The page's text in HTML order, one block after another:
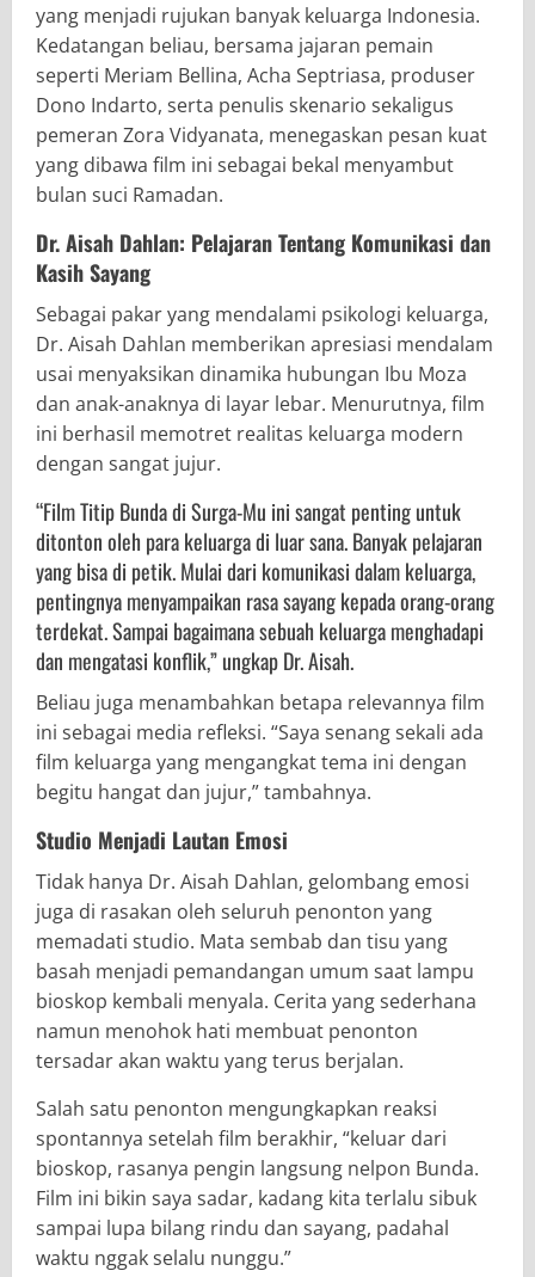
yang menjadi rujukan banyak keluarga Indonesia.
Kedatangan beliau, bersama jajaran pemain
seperti Meriam Bellina, Acha Septriasa, produser
Dono Indarto, serta penulis skenario sekaligus
pemeran Zora Vidyanata, menegaskan pesan kuat
yang dibawa film ini sebagai bekal menyambut
bulan suci Ramadan.
Dr. Aisah Dahlan: Pelajaran Tentang Komunikasi dan
Kasih Sayang
Sebagai pakar yang mendalami psikologi keluarga,
Dr. Aisah Dahlan memberikan apresiasi mendalam
usai menyaksikan dinamika hubungan Ibu Moza
dan anak-anaknya di layar lebar. Menurutnya, film
ini berhasil memotret realitas keluarga modern
dengan sangat jujur.
“Film Titip Bunda di Surga-Mu ini sangat penting untuk
ditonton oleh para keluarga di luar sana. Banyak pelajaran
yang bisa di petik. Mulai dari komunikasi dalam keluarga,
pentingnya menyampaikan rasa sayang kepada orang-orang
terdekat. Sampai bagaimana sebuah keluarga menghadapi
dan mengatasi konflik,” ungkap Dr. Aisah.
Beliau juga menambahkan betapa relevannya film
ini sebagai media refleksi. “Saya senang sekali ada
film keluarga yang mengangkat tema ini dengan
begitu hangat dan jujur,” tambahnya.
Studio Menjadi Lautan Emosi
Tidak hanya Dr. Aisah Dahlan, gelombang emosi
juga di rasakan oleh seluruh penonton yang
memadati studio. Mata sembab dan tisu yang
basah menjadi pemandangan umum saat lampu
bioskop kembali menyala. Cerita yang sederhana
namun menohok hati membuat penonton
tersadar akan waktu yang terus berjalan.
Salah satu penonton mengungkapkan reaksi
spontannya setelah film berakhir, “keluar dari
bioskop, rasanya pengin langsung nelpon Bunda.
Film ini bikin saya sadar, kadang kita terlalu sibuk
sampai lupa bilang rindu dan sayang, padahal
waktu nggak selalu nunggu.”